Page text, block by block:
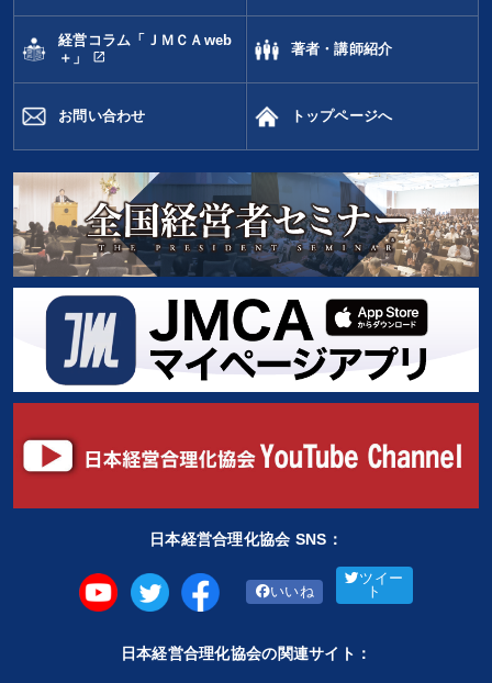
経営コラム「ＪＭＣＡweb
＋」
open_in_new
著者・講師紹介
お問い合わせ トップページへ
日本経営合理化協会 SNS：
いいね
ツイー
ト
日本経営合理化協会の関連サイト：